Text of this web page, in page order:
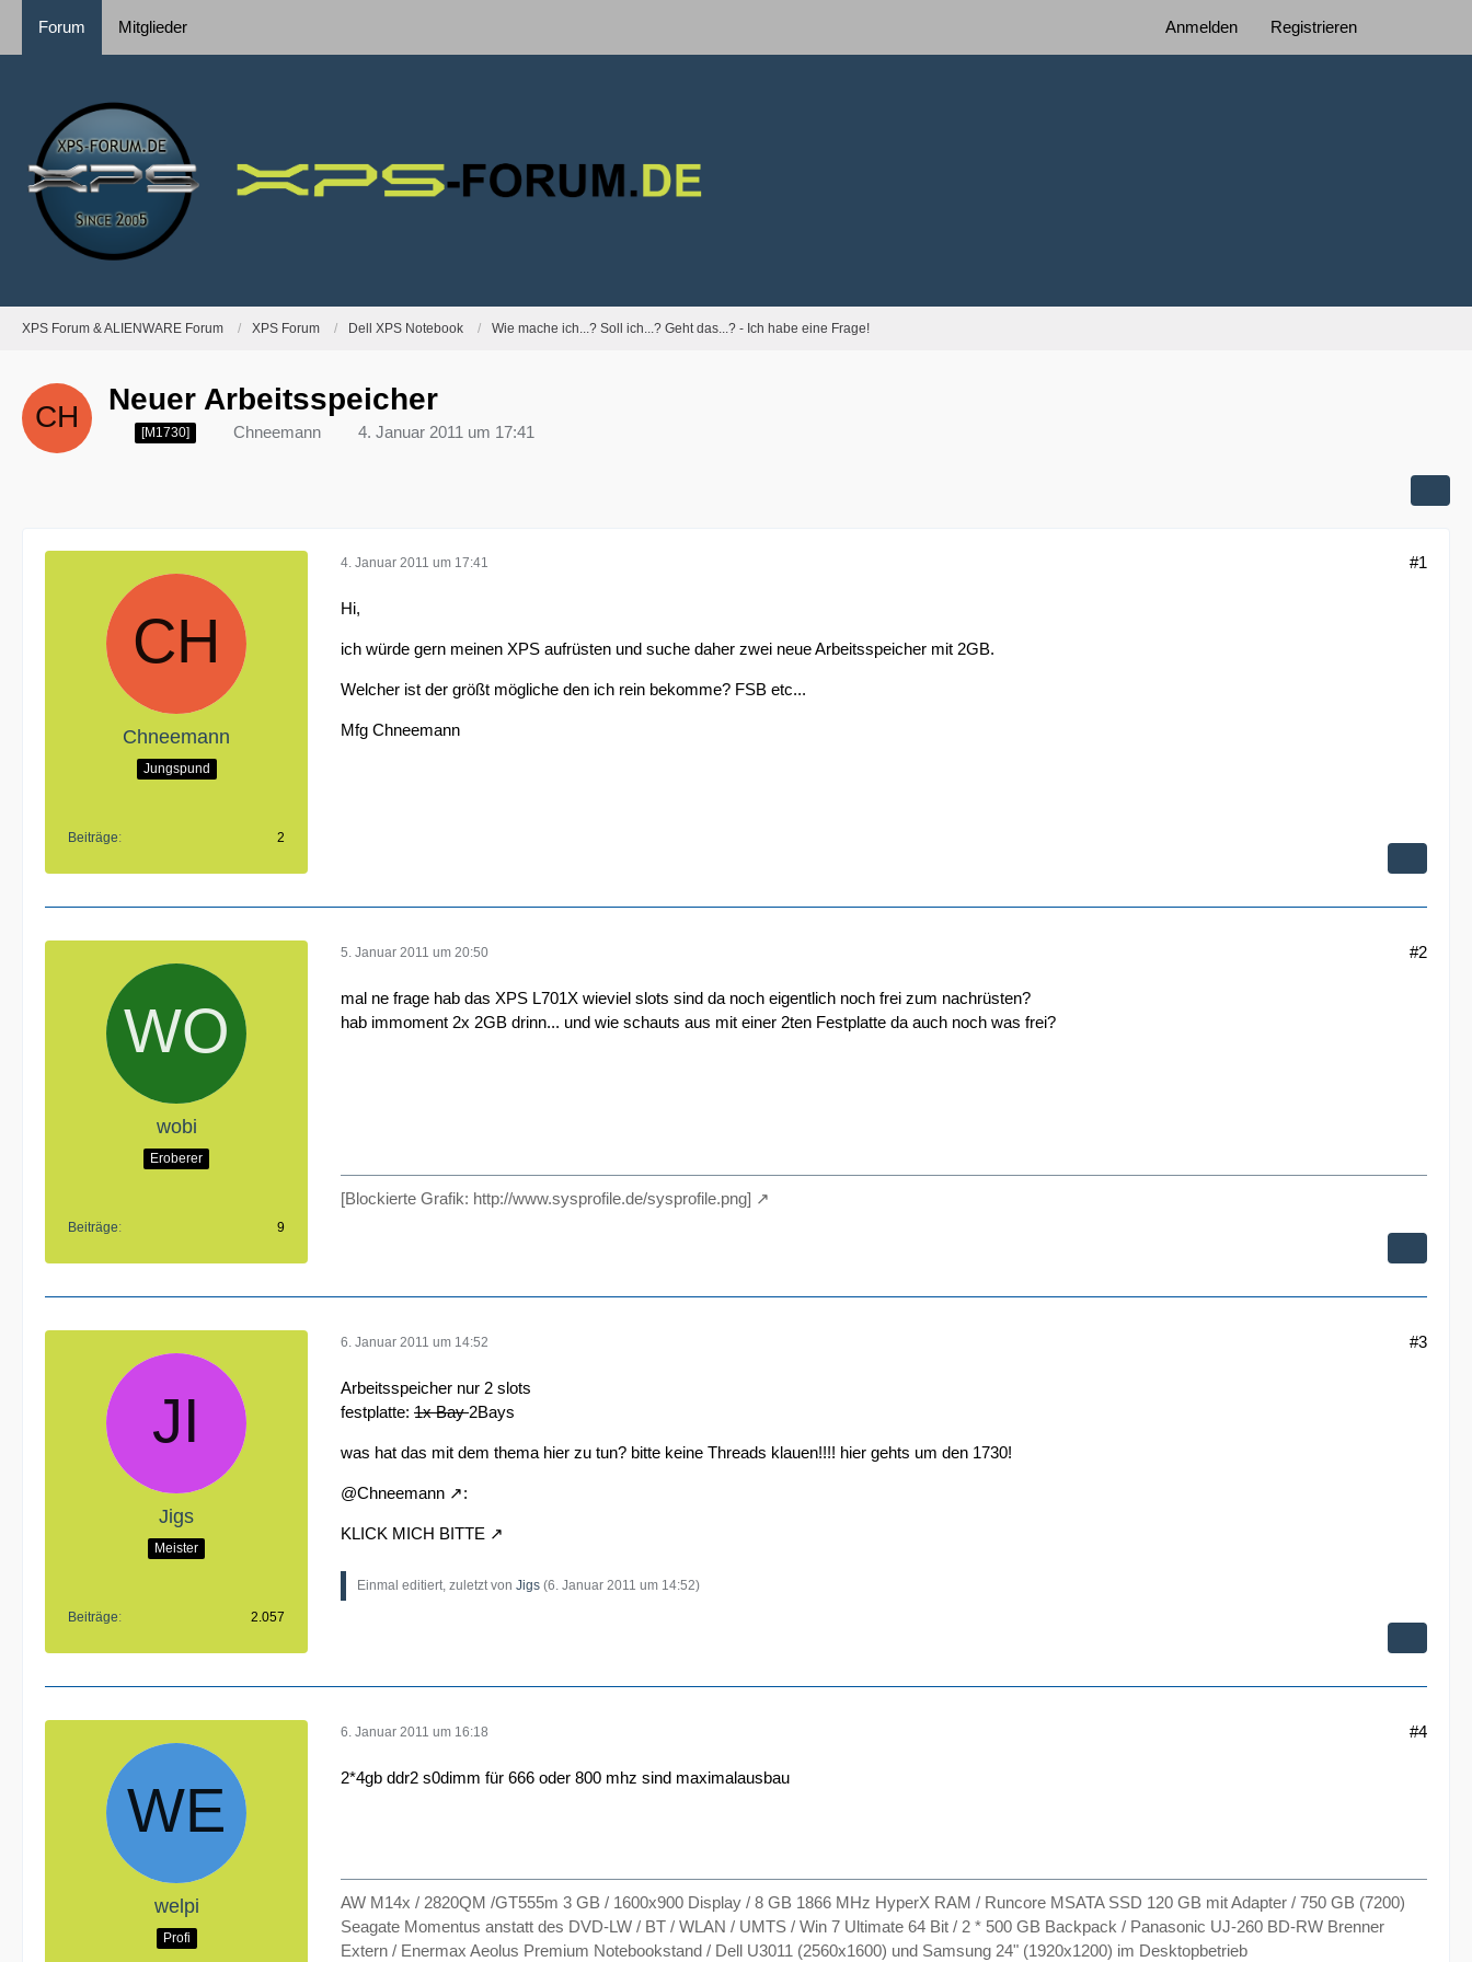
Forum Mitglieder Anmelden Registrieren
XPS Forum & ALIENWARE Forum XPS Forum Dell XPS Notebook Wie mache ich...? Soll ich...? Geht das...? - Ich habe eine Frage!
Neuer Arbeitsspeicher
[M1730] Chneemann 4. Januar 2011 um 17:41
Chneemann
Jungspund
Beiträge 2
4. Januar 2011 um 17:41 #1
Hi,
ich würde gern meinen XPS aufrüsten und suche daher zwei neue Arbeitsspeicher mit 2GB.
Welcher ist der größt mögliche den ich rein bekomme? FSB etc...
Mfg Chneemann
wobi
Eroberer
Beiträge 9
5. Januar 2011 um 20:50 #2
mal ne frage hab das XPS L701X wieviel slots sind da noch eigentlich noch frei zum nachrüsten?
hab immoment 2x 2GB drinn... und wie schauts aus mit einer 2ten Festplatte da auch noch was frei?
[Blockierte Grafik: http://www.sysprofile.de/sysprofile.png]
Jigs
Meister
Beiträge 2.057
6. Januar 2011 um 14:52 #3
Arbeitsspeicher nur 2 slots
festplatte: 1x Bay2Bays
was hat das mit dem thema hier zu tun? bitte keine Threads klauen!!!! hier gehts um den 1730!
@Chneemann :
KLICK MICH BITTE
Einmal editiert, zuletzt von Jigs (6. Januar 2011 um 14:52)
welpi
Profi
6. Januar 2011 um 16:18 #4
2*4gb ddr2 s0dimm für 666 oder 800 mhz sind maximalausbau
AW M14x / 2820QM /GT555m 3 GB / 1600x900 Display / 8 GB 1866 MHz HyperX RAM / Runcore MSATA SSD 120 GB mit Adapter / 750 GB (7200)
Seagate Momentus anstatt des DVD-LW / BT / WLAN / UMTS / Win 7 Ultimate 64 Bit / 2 * 500 GB Backpack / Panasonic UJ-260 BD-RW Brenner
Extern / Enermax Aeolus Premium Notebookstand / Dell U3011 (2560x1600) und Samsung 24" (1920x1200) im Desktopbetrieb